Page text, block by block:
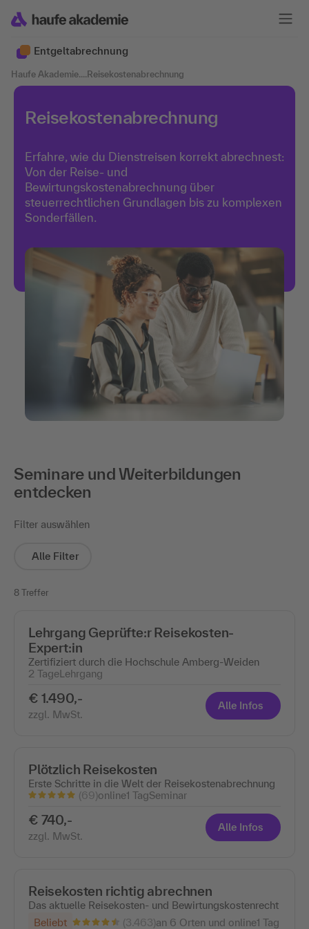
Entgeltabrechnung
Haufe Akademie.... Reisekostenabrechnung
Reisekostenabrechnung
Erfahre, wie du Dienstreisen korrekt abrechnest:
Von der Reise- und
Bewirtungskostenabrechnung über
steuerrechtlichen Grundlagen bis zu komplexen
Sonderfällen.
Seminare und Weiterbildungen
entdecken
Filter auswählen
Alle Filter
8 Treffer
Lehrgang Geprüfte:r Reisekosten-
Expert:in
Zertifiziert durch die Hochschule Amberg-Weiden
2 TageLehrgang
€ 1.490,-
zzgl. MwSt.
Alle Infos
Plötzlich Reisekosten
Erste Schritte in die Welt der Reisekostenabrechnung
(69)online1 TagSeminar
€ 740,-
zzgl. MwSt.
Alle Infos
Reisekosten richtig abrechnen
Das aktuelle Reisekosten- und Bewirtungskostenrecht
Beliebt
(3.463)an 6 Orten und online1 Tag